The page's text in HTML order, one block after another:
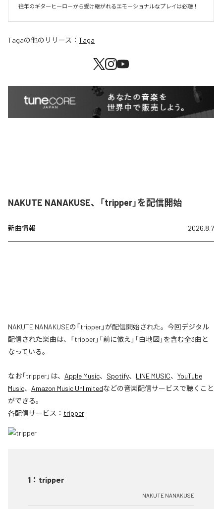
往年のギターヒーローから受け継がれるエモーショナルなプレイは必聴！
Tagaの他のリリース： Taga
NAKUTE NANAKUSE、「tripper」を配信開始
新曲情報 2026.8.7
NAKUTE NANAKUSEの「tripper」が配信開始された。今回デジタル
配信された楽曲は、「tripper」「前に倣え」「白地図」を含む全3曲と
なっている。
なお「tripper」は、 Apple Music、 Spotify、 LINE MUSIC、 YouTube
Music、 Amazon Music Unlimitedなどの音楽配信サービスで聴くこと
ができる。
各配信サービス： tripper
1 ： tripper
NAKUTE NANAKUSE